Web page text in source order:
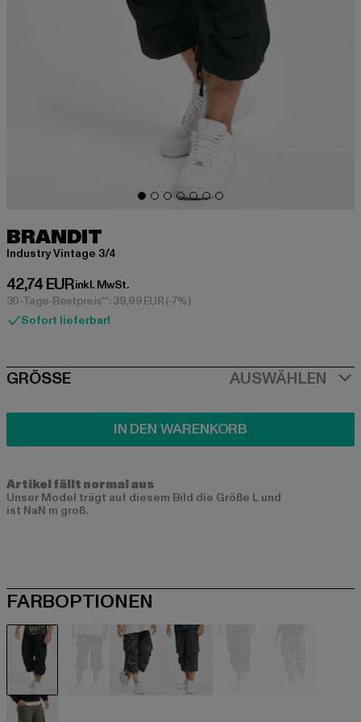
BRANDIT
Industry Vintage 3/4
42,74 EUR
Derzeitiger Preis: 42,74 EUR
inkl. MwSt.
30-Tage-Bestpreis**: 39,99 EUR(-7%)
Sofort lieferbar!
SIZE
GRÖSSE AUSWÄHLEN
IN DEN WARENKORB
Artikel fällt normal aus
Unser Model trägt auf diesem Bild die Größe L und
ist NaN m groß.
FARBOPTIONEN
schwarz